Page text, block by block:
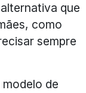
que
como
sempre
de